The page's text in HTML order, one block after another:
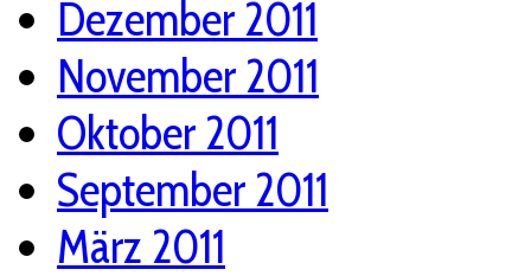
Dezember 2011
November 2011
Oktober 2011
September 2011
März 2011